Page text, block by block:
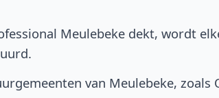
Meulebeke dekt, wordt
van Meulebeke,